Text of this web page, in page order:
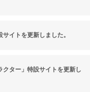
サイトを更新しました。
クター」特設サイトを更新し